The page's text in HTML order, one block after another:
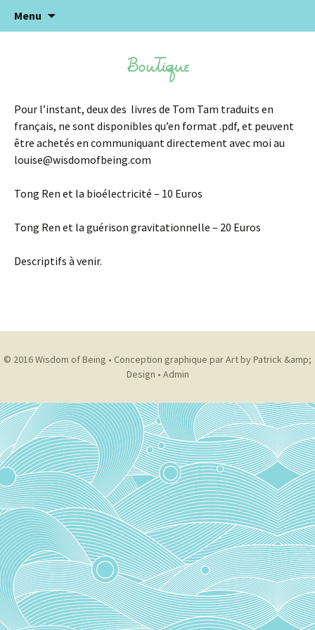
Wisdom of Being
Sagesse en soi
Menu
Boutique
Pour l’instant, deux des livres de Tom Tam traduits en
français, ne sont disponibles qu’en format .pdf, et peuvent
être achetés en communiquant directement avec moi au
louise@wisdomofbeing.com
Tong Ren et la bioélectricité – 10 Euros
Tong Ren et la guérison gravitationnelle – 20 Euros
Descriptifs à venir.
© 2016 Wisdom of Being • Conception graphique par Art by Patrick &amp;
Design • Admin